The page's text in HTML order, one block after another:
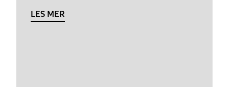
LES MER